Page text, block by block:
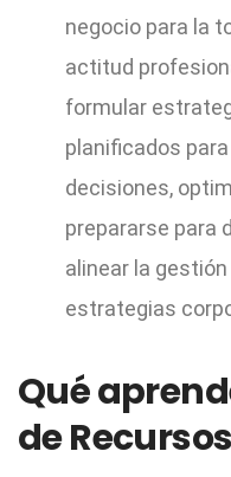
negocio para la
actitud
formular
planificados
decisiones,
prepararse para
alinear la
estrategias
Qué
de